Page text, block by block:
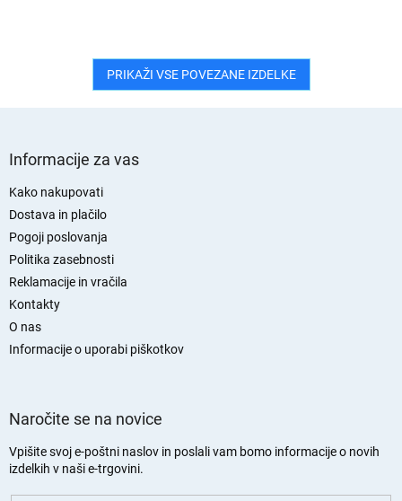
PRIKAŽI VSE POVEZANE IZDELKE
Informacije za vas
Kako nakupovati
Dostava in plačilo
Pogoji poslovanja
Politika zasebnosti
Reklamacije in vračila
Kontakty
O nas
Informacije o uporabi piškotkov
Naročite se na novice
Vpišite svoj e-poštni naslov in poslali vam bomo informacije o novih
izdelkih v naši e-trgovini.